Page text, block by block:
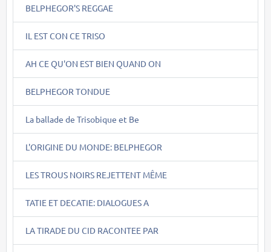
BELPHEGOR'S REGGAE
IL EST CON CE TRISO
AH CE QU'ON EST BIEN QUAND ON
BELPHEGOR TONDUE
La ballade de Trisobique et Be
L'ORIGINE DU MONDE: BELPHEGOR
LES TROUS NOIRS REJETTENT MÊME
TATIE ET DECATIE: DIALOGUES A
LA TIRADE DU CID RACONTEE PAR